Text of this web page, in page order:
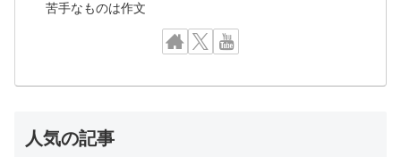
苦手なものは作文
人気の記事